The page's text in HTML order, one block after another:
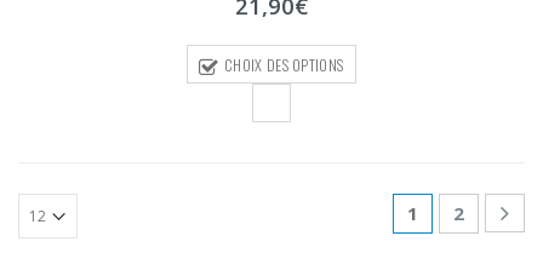
CHOIX DES OPTIONS
1 2